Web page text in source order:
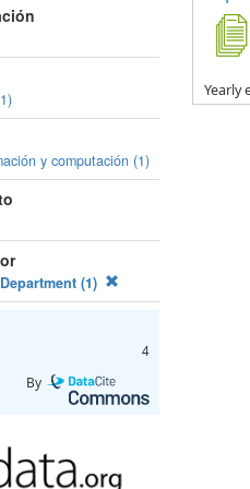
y computación (1)
(1)
4
By
Yearly